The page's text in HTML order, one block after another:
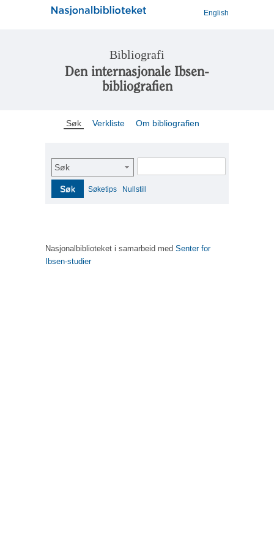
English
Bibliografi
Den internasjonale Ibsen-
bibliografien
Søk Verkliste Om bibliografien
Søk
Søk Søketips Nullstill
Nasjonalbiblioteket i samarbeid med Senter for
Ibsen-studier